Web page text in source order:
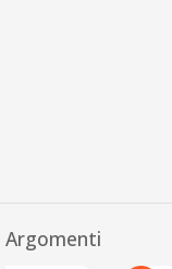
Argomenti